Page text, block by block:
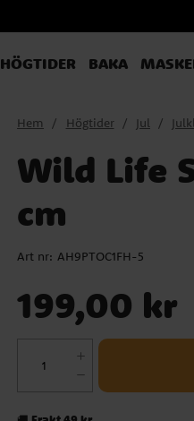
HÖGTIDER BAKA
Hem Högtider Jul
Wild Life
cm
Art nr: AH9PTOC1FH-5
199,00 kr